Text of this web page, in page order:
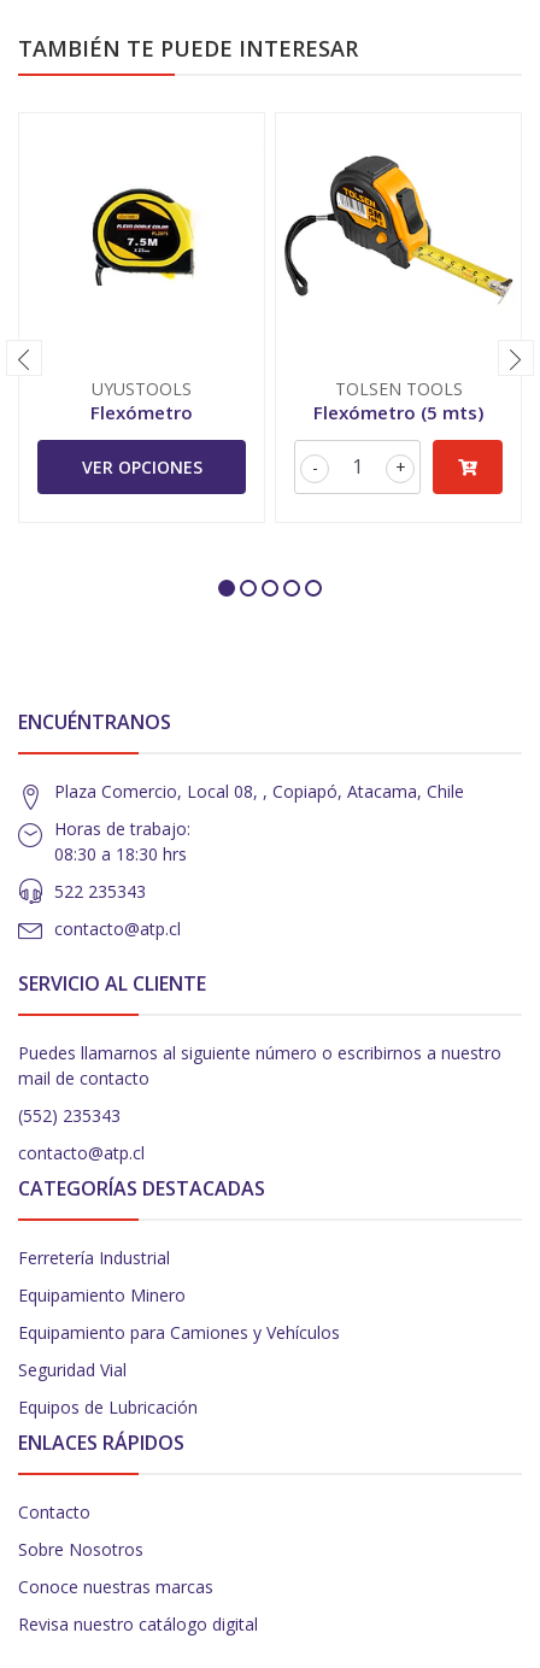
TAMBIÉN TE PUEDE INTERESAR
UYUSTOOLS
Flexómetro
VER OPCIONES
TOLSEN TOOLS
Flexómetro (5 mts)
+
-
ENCUÉNTRANOS
Plaza Comercio, Local 08, , Copiapó, Atacama, Chile
Horas de trabajo:
08:30 a 18:30 hrs
522 235343
contacto@atp.cl
SERVICIO AL CLIENTE
Puedes llamarnos al siguiente número o escribirnos a nuestro
mail de contacto
(552) 235343
contacto@atp.cl
CATEGORÍAS DESTACADAS
Ferretería Industrial
Equipamiento Minero
Equipamiento para Camiones y Vehículos
Seguridad Vial
Equipos de Lubricación
ENLACES RÁPIDOS
Contacto
Sobre Nosotros
Conoce nuestras marcas
Revisa nuestro catálogo digital